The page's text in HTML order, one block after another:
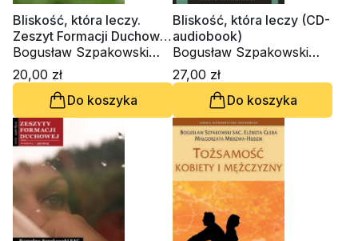
Bliskość, która leczy.
Zeszyt Formacji Duchowej
nr 73
Bogusław Szpakowski
SAC
20,00 zł
Do koszyka
Bliskość, która leczy (CD-
audiobook)
Bogusław Szpakowski
SAC
27,00 zł
Do koszyka